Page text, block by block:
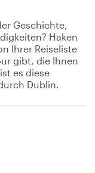
Geschichte,
Haken
Ihrer Reiseliste
gibt, die Ihnen
es diese
Dublin.